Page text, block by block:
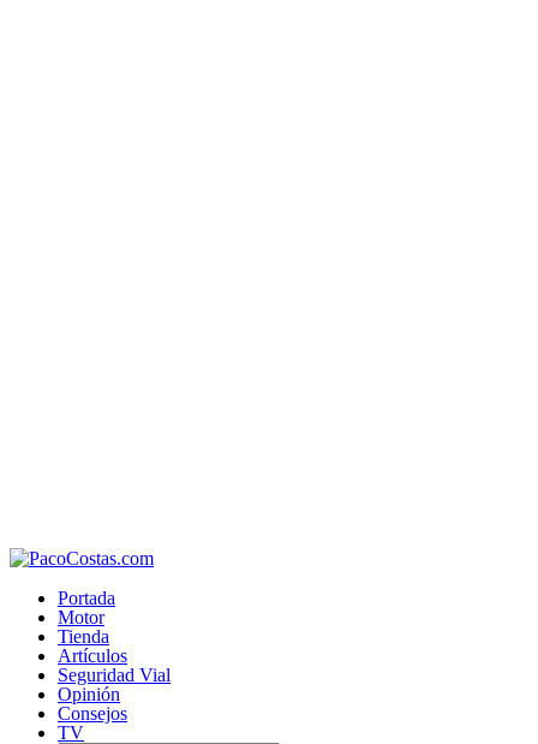
Portada
Motor
Tienda
Artículos
Seguridad Vial
Opinión
Consejos
TV